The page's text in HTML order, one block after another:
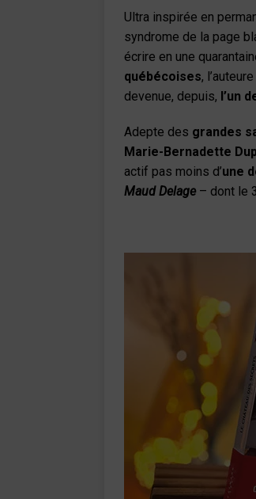
Ultra inspirée en
syndrome de la page
écrire en une
québécoises,
devenue, depuis, l’un
Adepte des grandes
Marie-Bernadette
actif pas moins d’une
Maud Delage – dont le 3